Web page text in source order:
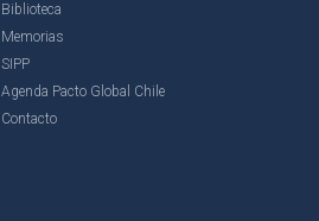
Biblioteca
Memorias
SIPP
Agenda Pacto Global Chile
Contacto